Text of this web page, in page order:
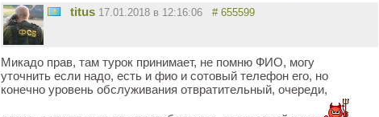
titus 17.01.2018 в 12:16:06 # 655599
Микадо прав, там турок принимает, не помню ФИО, могу
уточнить если надо, есть и фио и сотовый телефон его, но
конечно уровень обслуживания отвратительный, очереди,